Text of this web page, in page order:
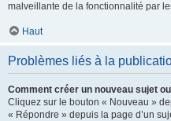
malveillante de la fonctionnalité par
Haut
Problèmes liés à la
Comment créer un nouveau sujet
Cliquez sur le bouton « Nouveau »
« Répondre » depuis la page d’un